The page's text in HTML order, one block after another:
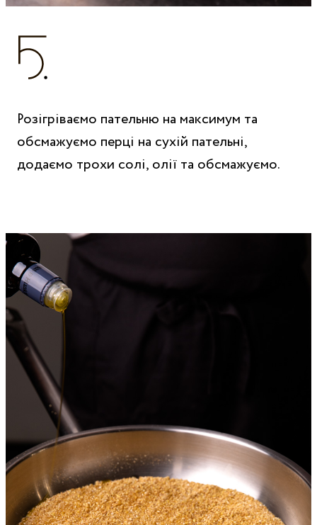
Розігріваємо пательню на максимум та
обсмажуємо перці на сухій пательні,
додаємо трохи солі, олії та обсмажуємо.